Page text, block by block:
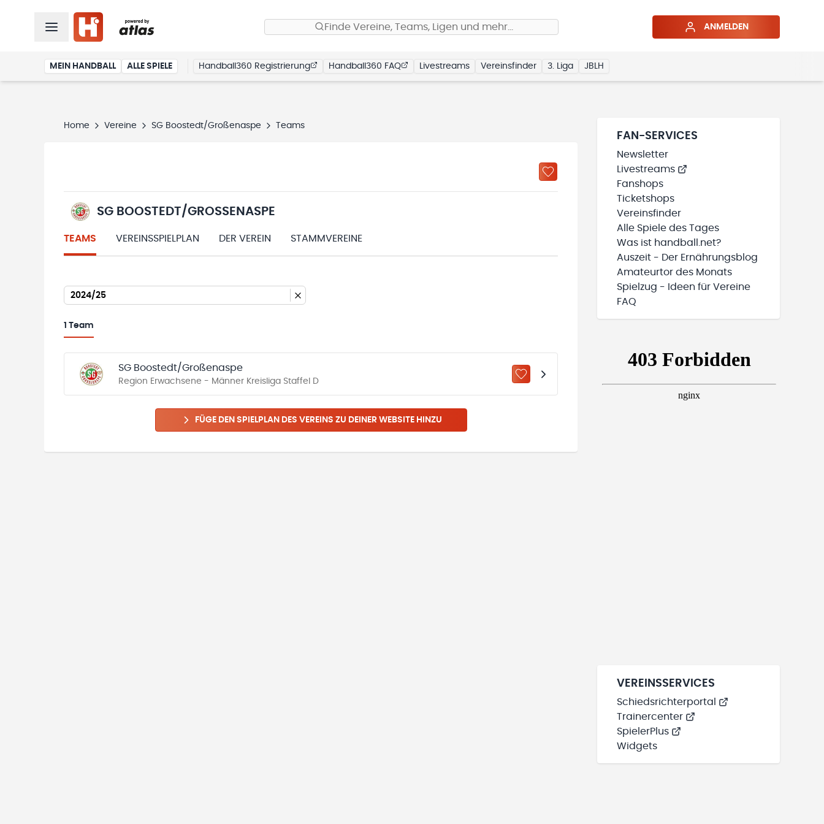
Finde Vereine, Teams, Ligen und mehr… ANMELDEN
MEIN HANDBALL ALLE SPIELE Handball360 Registrierung Handball360 FAQ Livestreams Vereinsfinder 3. Liga JBLH
Home Vereine SG Boostedt/Großenaspe Teams
SG BOOSTEDT/GROSSENASPE
TEAMS VEREINSSPIELPLAN DER VEREIN STAMMVEREINE
2024/25
1 Team
SG Boostedt/Großenaspe
Region Erwachsene - Männer Kreisliga Staffel D ZU „MEINE TEAMS“ HINZUFÜGEN
FÜGE DEN SPIELPLAN DES VEREINS ZU DEINER WEBSITE HINZU
FAN-SERVICES
Newsletter
Livestreams
Fanshops
Ticketshops
Vereinsfinder
Alle Spiele des Tages
Was ist handball.net?
Auszeit - Der Ernährungsblog
Amateurtor des Monats
Spielzug - Ideen für Vereine
FAQ
VEREINSSERVICES
Schiedsrichterportal
Trainercenter
SpielerPlus
Widgets